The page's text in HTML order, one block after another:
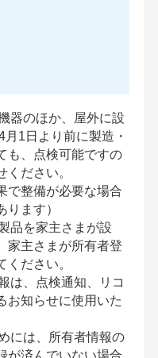
器のほか、屋外に設
1日より前に製造・
も、点検可能ですの
ください。
で整備が必要な場合
ります）
品を家主さまが設
家主さまが所有者登
ださい。
は、点検通知、リコ
お知らせに使用いた
には、所有者情報の
が済んでいない場合